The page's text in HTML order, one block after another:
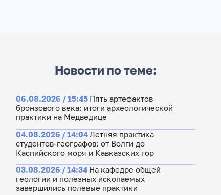
Новости по теме:
06.08.2026 / 15:45 Пять артефактов
бронзового века: итоги археологической
практики на Медведице
04.08.2026 / 14:04Летняя практика
студентов-географов: от Волги до
Каспийского моря и Кавказских гор
03.08.2026 / 14:34 На кафедре общей
геологии и полезных ископаемых
завершились полевые практики